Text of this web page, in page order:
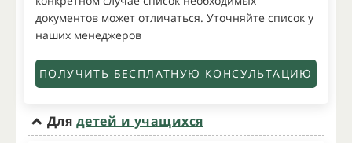
документов может отличаться. Уточняйте список у
наших менеджеров
ПОЛУЧИТЬ БЕСПЛАТНУЮ КОНСУЛЬТАЦИЮ
Для детей и учащихся